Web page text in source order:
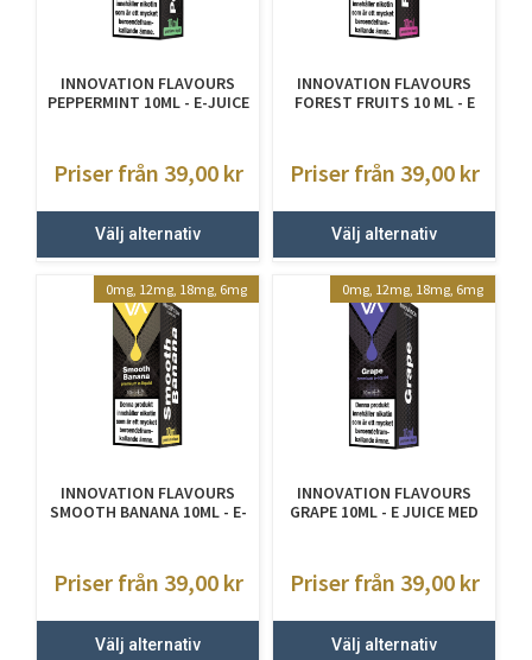
INNOVATION FLAVOURS
PEPPERMINT 10ML - E-JUICE
Priser från 39,00 kr
Välj alternativ
INNOVATION FLAVOURS
FOREST FRUITS 10 ML - E
Priser från 39,00 kr
Välj alternativ
0mg, 12mg, 18mg, 6mg
INNOVATION FLAVOURS
SMOOTH BANANA 10ML - E-
Priser från 39,00 kr
Välj alternativ
0mg, 12mg, 18mg, 6mg
INNOVATION FLAVOURS
GRAPE 10ML - E JUICE MED
Priser från 39,00 kr
Välj alternativ